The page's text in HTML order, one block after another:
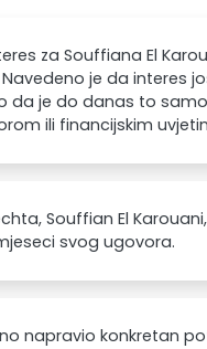
za Souffiana El
je da interes
da je do danas to
ili financijskim
Souffian El
svog ugovora.
napravio konkretan